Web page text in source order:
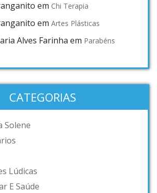
em Chi Terapia
em Artes Plásticas
Alves Farinha em Parabéns
CATEGORIAS
Solene
Lúdicas
E Saúde